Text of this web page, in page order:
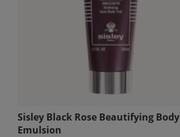
Sisley Black Rose Beautifying Body
Emulsion